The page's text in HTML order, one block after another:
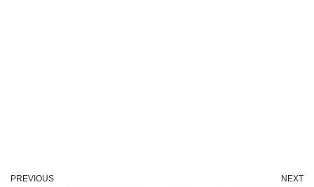
PREVIOUS NEXT